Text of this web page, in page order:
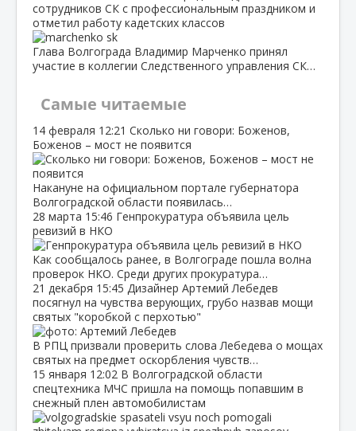
сотрудников СК с профессиональным праздником и
отметил работу кадетских классов
Глава Волгограда Владимир Марченко принял
участие в коллегии Следственного управления СК…
Самые читаемые
14 февраля 12:21 Сколько ни говори: Боженов,
Боженов – мост не появится
Накануне на официальном портале губернатора
Волгоградской области появилась…
28 марта 15:46 Генпрокуратура объявила цель
ревизий в НКО
Как сообщалось ранее, в Волгограде пошла волна
проверок НКО. Среди других прокуратура…
21 декабря 15:45 Дизайнер Артемий Лебедев
посягнул на чувства верующих, грубо назвав мощи
святых "коробкой с перхотью"
В РПЦ призвали проверить слова Лебедева о мощах
святых на предмет оскорбления чувств…
15 января 12:02 В Волгоградской области
спецтехника МЧС пришла на помощь попавшим в
снежный плен автомобилистам